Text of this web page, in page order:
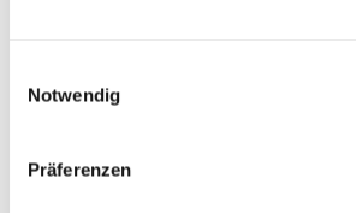
Notwendig
Präferenzen